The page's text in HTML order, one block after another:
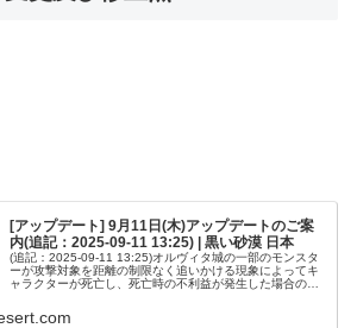
[アップデート] 9月11日(木)アップデートのご案
内(追記：2025-09-11 13:25) | 黒い砂漠 日本
(追記：2025-09-11 13:25)オルヴィタ城の一部のモンスタ
ーが攻撃対象を距離の制限なく追いかける現象によってキ
ャラクターが死亡し、死亡時の不利益が発生した場合の復